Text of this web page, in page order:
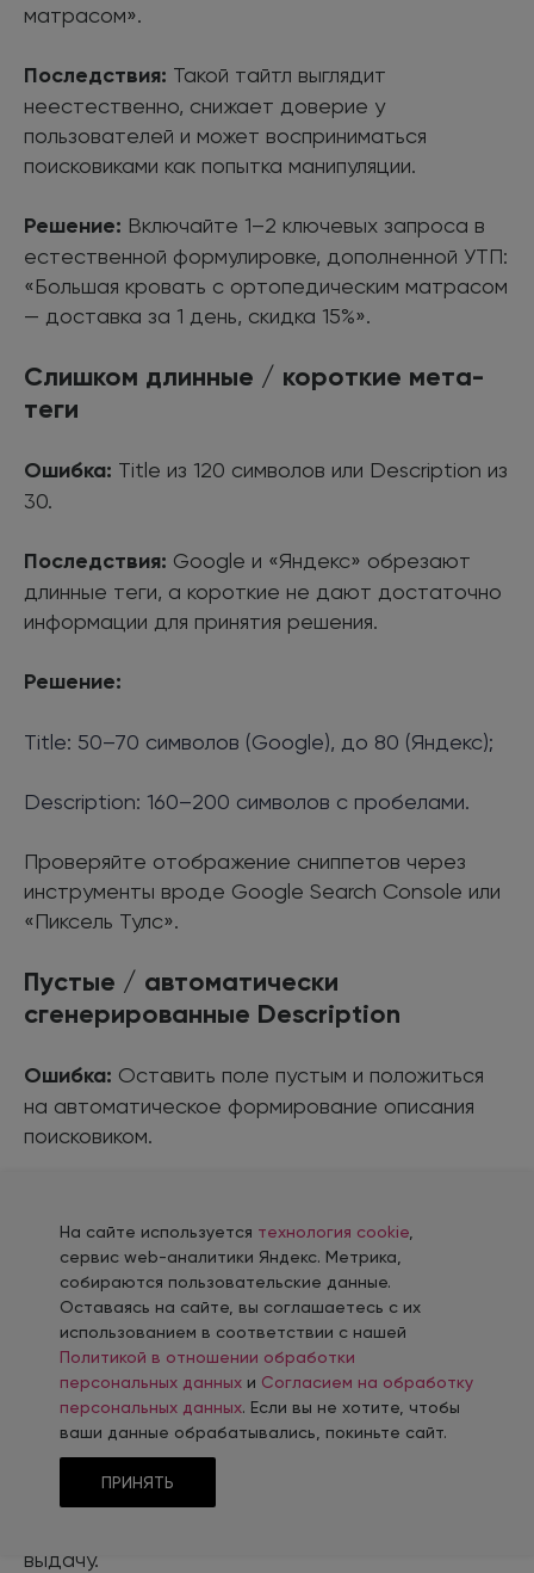
матрасом».
Последствия: Такой тайтл выглядит
неестественно, снижает доверие у
пользователей и может восприниматься
поисковиками как попытка манипуляции.
Решение: Включайте 1–2 ключевых запроса в
естественной формулировке, дополненной УТП:
«Большая кровать с ортопедическим матрасом
— доставка за 1 день, скидка 15%».
Слишком длинные / короткие мета-
теги
Ошибка: Title из 120 символов или Description из
30.
Последствия: Google и «Яндекс» обрезают
длинные теги, а короткие не дают достаточно
информации для принятия решения.
Решение:
Title: 50–70 символов (Google), до 80 (Яндекс);
Description: 160–200 символов с пробелами.
Проверяйте отображение сниппетов через
инструменты вроде Google Search Console или
«Пиксель Тулс».
Пустые / автоматически
сгенерированные Description
Ошибка: Оставить поле пустым и положиться
на автоматическое формирование описания
поисковиком.
случайные фразы из футера, комментариев или
технического текста — это отпугнет клиента.
Решение:Всегда заполняйте Description
вручную. Даже если поисковик иногда заменяет
его, качественный шаблон повышает шансы на
использование именно вашего варианта.
Игнорирование мобильной выдачи
выдачу.
На сайте используется технология cookie
сервис web-аналитики Яндекс. Метрика,
собираются пользовательские данные.
Оставаясь на сайте, вы соглашаетесь с их
использованием в соответствии с нашей
Политикой в отношении обработки
персональных данных и Согласием на обработку
персональных данных. Если вы не хотите, чтобы
ваши данные обрабатывались, покиньте сайт.
ПРИНЯТЬ